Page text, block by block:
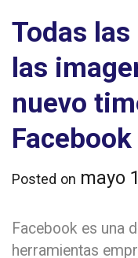
Todas
las
nuevo
Facebook
Posted on mayo
Facebook es una
herramientas